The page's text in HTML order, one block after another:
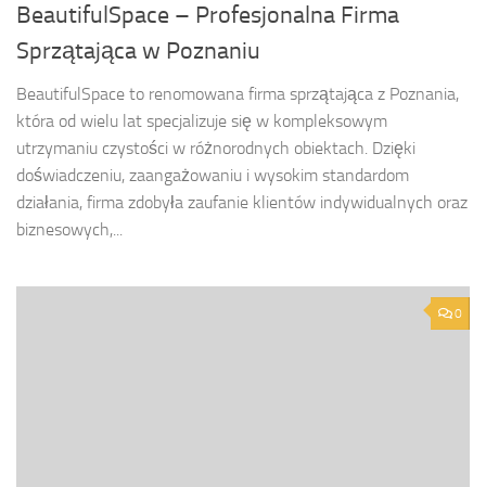
BeautifulSpace – Profesjonalna Firma
Sprzątająca w Poznaniu
BeautifulSpace to renomowana firma sprzątająca z Poznania,
która od wielu lat specjalizuje się w kompleksowym
utrzymaniu czystości w różnorodnych obiektach. Dzięki
doświadczeniu, zaangażowaniu i wysokim standardom
działania, firma zdobyła zaufanie klientów indywidualnych oraz
biznesowych,...
0